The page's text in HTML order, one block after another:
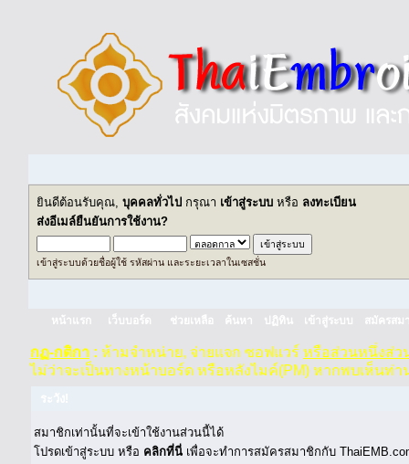
ยินดีต้อนรับคุณ, บุคคลทั่วไป กรุณา เข้าสู่ระบบ หรือ ลงทะเบียน
ส่งอีเมล์ยืนยันการใช้งาน?
เข้าสู่ระบบด้วยชื่อผู้ใช้ รหัสผ่าน และระยะเวลาในเซสชั่น
หน้าแรก เว็บบอร์ด ช่วยเหลือ ค้นหา ปฏิทิน เข้าสู่ระบบ สมัครสม
กฏ-กติกา : ห้ามจำหน่าย, จ่ายแจก ซอฟแวร์ หรือส่วนหนึ่งส่ว
ไม่ว่าจะเป็นทางหน้าบอร์ด หรือหลังไมค์(PM) หากพบเห็นท่า
สมาชิกเท่านั้นที่จะเข้าใช้งานส่วนนี้ได้
โปรดเข้าสู่ระบบ หรือ คลิกที่นี่ เพื่อจะทำการสมัครสมาชิกกับ